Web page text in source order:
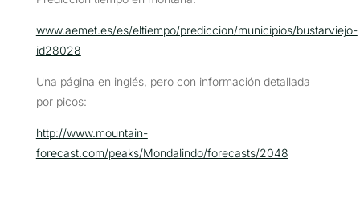
www.aemet.es/es/eltiempo/prediccion/municipios/bustarviejo-
id28028
Una página en inglés, pero con información detallada
por picos:
http://www.mountain-
forecast.com/peaks/Mondalindo/forecasts/2048